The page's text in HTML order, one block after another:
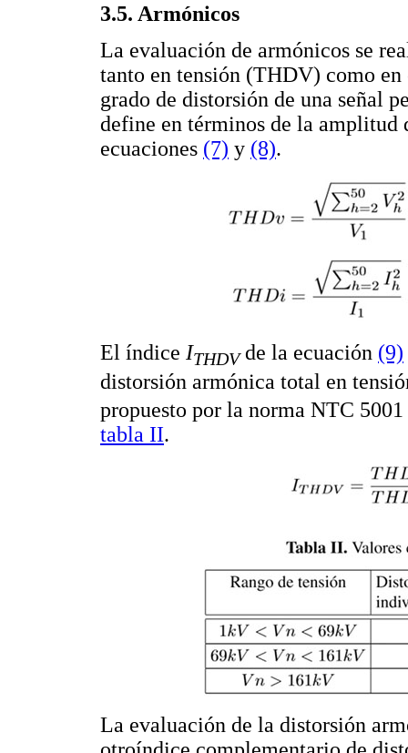
3.5. Armónicos
La evaluación de armónicos se
tanto en tensión (THDV) como
grado de distorsión de una señal
define en términos de la amplitud
ecuaciones (7) y (8).
El índice ITHDVde la ecuación (9)
distorsión armónica total en
propuesto por la norma NTC
tabla II.
La evaluación de la distorsión